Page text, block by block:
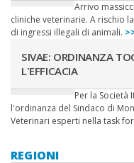
Arrivo
cliniche veterinarie. A rischio
di ingressi illegali di animali.
SIVAE: ORDINANZA
L'EFFICACIA
Per la Società
l'ordinanza del Sindaco di
Veterinari esperti nella task
REGIONI